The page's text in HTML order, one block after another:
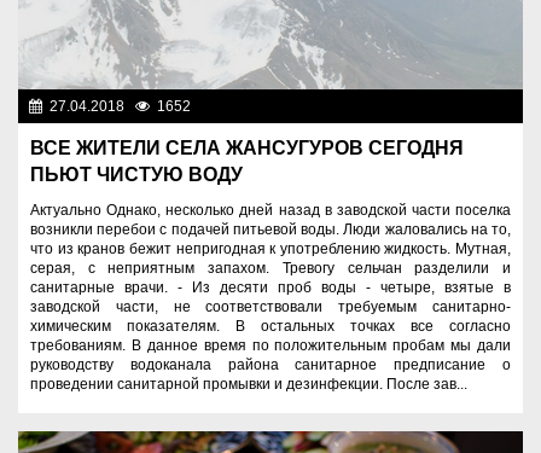
27.04.2018 1652
ВСЕ ЖИТЕЛИ СЕЛА ЖАНСУГУРОВ СЕГОДНЯ
ПЬЮТ ЧИСТУЮ ВОДУ
Актуально Однако, несколько дней назад в заводской части поселка
возникли перебои с подачей питьевой воды. Люди жаловались на то,
что из кранов бежит непригодная к употреблению жидкость. Мутная,
серая, с неприятным запахом. Тревогу сельчан разделили и
санитарные врачи. - Из десяти проб воды - четыре, взятые в
заводской части, не соответствовали требуемым санитарно-
химическим показателям. В остальных точках все согласно
требованиям. В данное время по положительным пробам мы дали
руководству водоканала района санитарное предписание о
проведении санитарной промывки и дезинфекции. После зав...